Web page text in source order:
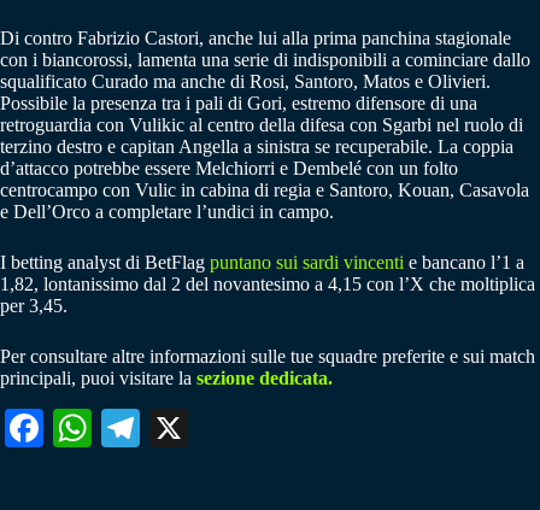
Di contro Fabrizio Castori, anche lui alla prima panchina stagionale
con i biancorossi, lamenta una serie di indisponibili a cominciare dallo
squalificato Curado ma anche di Rosi, Santoro, Matos e Olivieri.
Possibile la presenza tra i pali di Gori, estremo difensore di una
retroguardia con Vulikic al centro della difesa con Sgarbi nel ruolo di
terzino destro e capitan Angella a sinistra se recuperabile. La coppia
d’attacco potrebbe essere Melchiorri e Dembelé con un folto
centrocampo con Vulic in cabina di regia e Santoro, Kouan, Casavola
e Dell’Orco a completare l’undici in campo.
I betting analyst di BetFlag puntano sui sardi vincenti e bancano l’1 a
1,82, lontanissimo dal 2 del novantesimo a 4,15 con l’X che moltiplica
per 3,45.
Per consultare altre informazioni sulle tue squadre preferite e sui match
principali, puoi visitare la sezione dedicata.
Fa W
Te